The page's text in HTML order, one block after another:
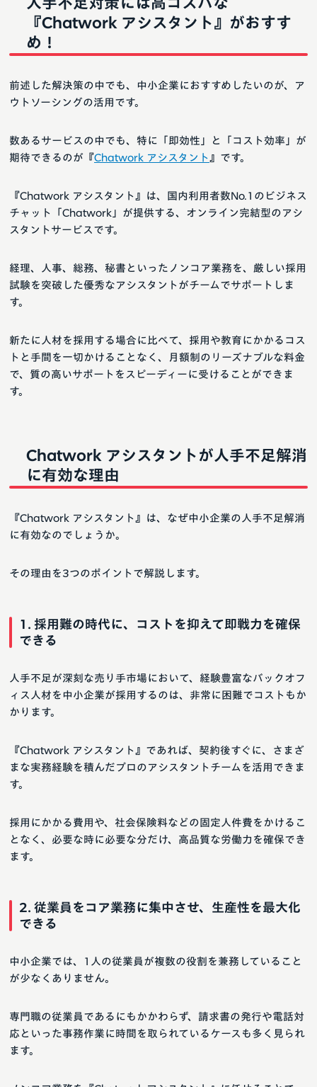
『Chatwork アシスタント』がおすす
め！
前述した解決策の中でも、中小企業におすすめしたいのが、ア
ウトソーシングの活用です。
数あるサービスの中でも、特に「即効性」と「コスト効率」が
期待できるのが『Chatwork アシスタント』です。
『Chatwork アシスタント』は、国内利用者数No.1のビジネス
チャット「Chatwork」が提供する、オンライン完結型のアシ
スタントサービスです。
経理、人事、総務、秘書といったノンコア業務を、厳しい採用
試験を突破した優秀なアシスタントがチームでサポートしま
す。
新たに人材を採用する場合に比べて、採用や教育にかかるコス
トと手間を一切かけることなく、月額制のリーズナブルな料金
で、質の高いサポートをスピーディーに受けることができま
す。
Chatwork アシスタントが人手不足解消
に有効な理由
『Chatwork アシスタント』は、なぜ中小企業の人手不足解消
に有効なのでしょうか。
その理由を3つのポイントで解説します。
1. 採用難の時代に、コストを抑えて即戦力を確保
できる
人手不足が深刻な売り手市場において、経験豊富なバックオフ
ィス人材を中小企業が採用するのは、非常に困難でコストもか
かります。
『Chatwork アシスタント』であれば、契約後すぐに、さまざ
まな実務経験を積んだプロのアシスタントチームを活用できま
す。
採用にかかる費用や、社会保険料などの固定人件費をかけるこ
となく、必要な時に必要な分だけ、高品質な労働力を確保でき
ます。
2. 従業員をコア業務に集中させ、生産性を最大化
できる
中小企業では、1人の従業員が複数の役割を兼務していること
が少なくありません。
専門職の従業員であるにもかかわらず、請求書の発行や電話対
応といった事務作業に時間を取られているケースも多く見られ
ます。